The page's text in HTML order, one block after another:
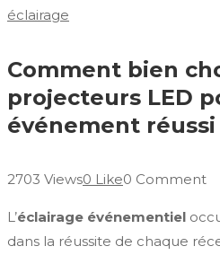
éclairage
Comment bien
projecteurs LED
événement réussi
2703 Views0 Like0 Comment
L’éclairage événementiel
dans la réussite de chaque